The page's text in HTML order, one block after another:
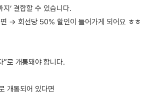
’ 결합할 수 있습니다.
→ 회선당 50% 할인이 들어가게 되어요 ㅎㅎ
”로 개통돼야 합니다.
개통되어 있다면